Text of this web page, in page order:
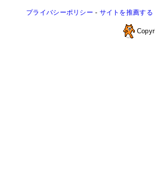
プライバシーポリシー - サイトを推薦する